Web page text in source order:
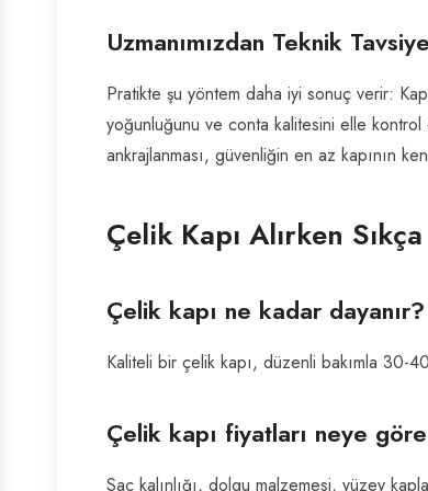
Uzmanımızdan Teknik Tavsiye
Pratikte şu yöntem daha iyi sonuç verir:
yoğunluğunu ve conta kalitesini elle kontrol
ankrajlanması, güvenliğin en az kapının
Çelik Kapı Alırken
Çelik kapı ne kadar dayanır?
Kaliteli bir çelik kapı, düzenli bakımla 30-
Çelik kapı fiyatları neye
Sac kalınlığı, dolgu malzemesi, yüzey